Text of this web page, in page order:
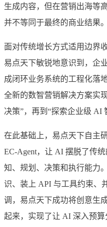
生成内容，但在营销出海等
并不等同于最终的商业结果。
面对传统增长方式适用边界
易点天下敏锐地意识到，企
成闭环业务系统的工程化落
全新的数智营销解决方案实
决策”，再到“探索企业级 AI
在此基础上，易点天下自主
EC-Agent，让 AI 摆脱了传
知、规划、决策和执行能力
识、装上 API 与工具约束、
调，易点天下成功将创意生
起来，实现了让 AI 深入预